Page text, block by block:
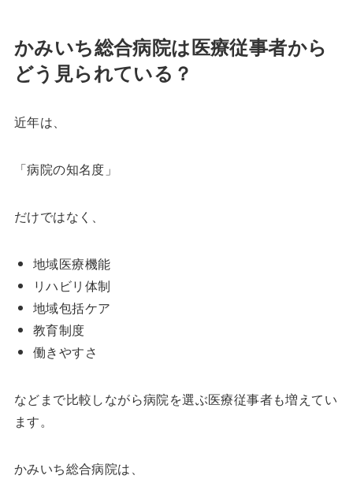
かみいち総合病院は医療従事者から
どう見られている？
近年は、
「病院の知名度」
だけではなく、
地域医療機能
リハビリ体制
地域包括ケア
教育制度
働きやすさ
などまで比較しながら病院を選ぶ医療従事者も増えてい
ます。
かみいち総合病院は、